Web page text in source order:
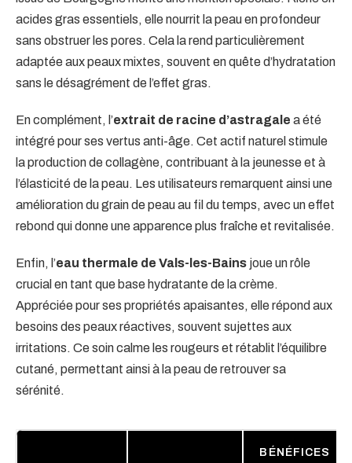
acides gras essentiels, elle nourrit la peau en profondeur
sans obstruer les pores. Cela la rend particulièrement
adaptée aux peaux mixtes, souvent en quête d’hydratation
sans le désagrément de l’effet gras.
En complément, l’extrait de racine d’astragale a été
intégré pour ses vertus anti-âge. Cet actif naturel stimule
la production de collagène, contribuant à la jeunesse et à
l’élasticité de la peau. Les utilisateurs remarquent ainsi une
amélioration du grain de peau au fil du temps, avec un effet
rebond qui donne une apparence plus fraîche et revitalisée.
Enfin, l’eau thermale de Vals-les-Bains joue un rôle
crucial en tant que base hydratante de la crème.
Appréciée pour ses propriétés apaisantes, elle répond aux
besoins des peaux réactives, souvent sujettes aux
irritations. Ce soin calme les rougeurs et rétablit l’équilibre
cutané, permettant ainsi à la peau de retrouver sa
sérénité.
BÉNÉFICES